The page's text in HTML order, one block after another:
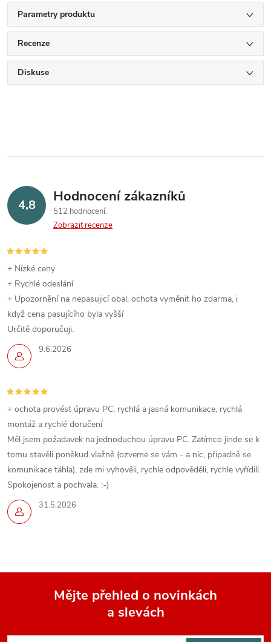
Parametry produktu
Recenze
Diskuse
4,8 Hodnocení zákazníků
512 hodnocení
Zobrazit recenze
9.6.2026
+ Nízké ceny
+ Rychlé odeslání
+ Upozornění na nepasujicí obal, ochota vyměnit ho zdarma, i
když cena pasujícího byla vyšší
Určitě doporučuji.
31.5.2026
+ ochota provést úpravu PC, rychlá a jasná komunikace, rychlá
montáž a rychlé doručení
Měl jsem požadavek na jednoduchou úpravu PC. Zatímco jinde se k
tomu stavěli poněkud vlažně (ozveme se vám - a nic, případně se
komunikace táhla), zde mi vyhověli, rychle odpověděli, rychle vyřídili.
Spokojenost a pochvala. :-)
Mějte přehled o novinkách
a slevách